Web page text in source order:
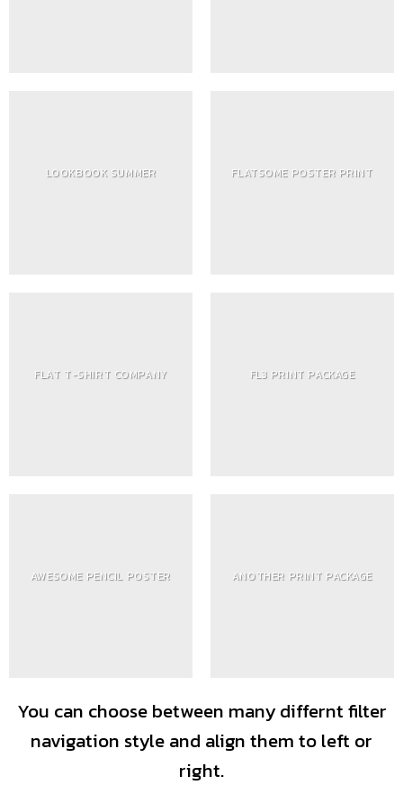
LOOKBOOK SUMMER FLATSOME POSTER PRINT
FLAT T-SHIRT COMPANY FL3 PRINT PACKAGE
AWESOME PENCIL POSTER ANOTHER PRINT PACKAGE
You can choose between many differnt filter
navigation style and align them to left or
right.